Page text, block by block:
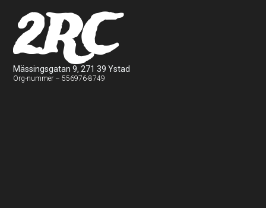
2RC
Mässingsgatan 9, 271 39 Ystad
Org-nummer – 556976-8749